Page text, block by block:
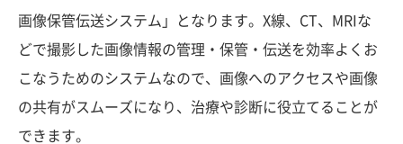
画像保管伝送システム」となります。X線、CT、MRIな
どで撮影した画像情報の管理・保管・伝送を効率よくお
こなうためのシステムなので、画像へのアクセスや画像
の共有がスムーズになり、治療や診断に役立てることが
できます。